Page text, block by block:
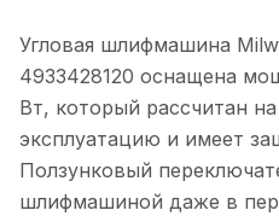
Угловая шлифмашина
4933428120 оснащена
Вт, который рассчитан
эксплуатацию и имеет
Ползунковый
шлифмашиной даже в